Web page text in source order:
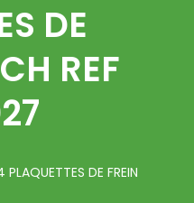
DE
REF
DE FREIN